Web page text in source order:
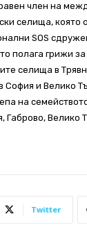
член на
селища, която
SOS
полага грижи
селища в
и Велико
на
Габрово, Велико
Twitter